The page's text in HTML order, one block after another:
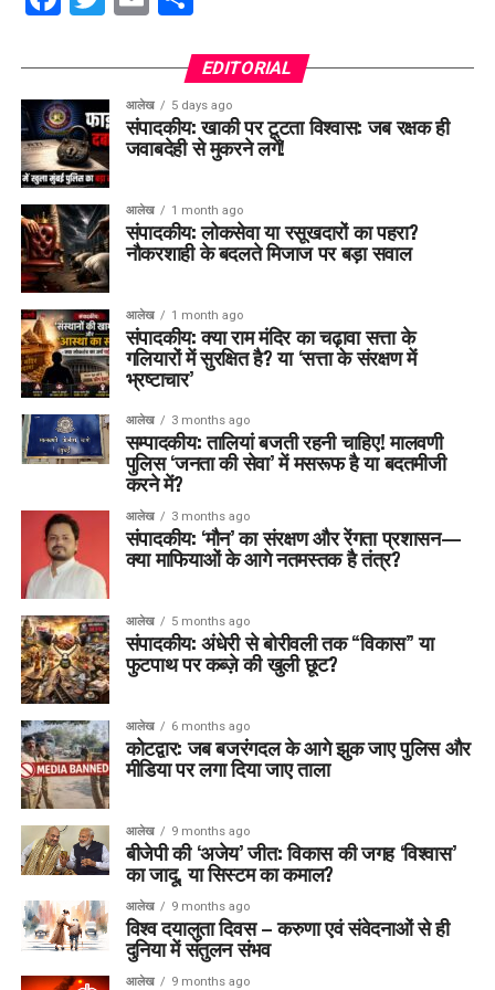
EDITORIAL
आलेख 5 days ago
संपादकीय: खाकी पर टूटता विश्वास: जब रक्षक ही
जवाबदेही से मुकरने लगें!
आलेख 1 month ago
संपादकीय: लोकसेवा या रसूखदारों का पहरा?
नौकरशाही के बदलते मिजाज पर बड़ा सवाल
आलेख 1 month ago
संपादकीय: क्या राम मंदिर का चढ़ावा सत्ता के
गलियारों में सुरक्षित है? या ‘सत्ता के संरक्षण में
भ्रष्टाचार’
आलेख 3 months ago
सम्पादकीय: तालियां बजती रहनी चाहिए! मालवणी
पुलिस ‘जनता की सेवा’ में मसरूफ है या बदतमीजी
करने में?
आलेख 3 months ago
संपादकीय: ‘मौन’ का संरक्षण और रेंगता प्रशासन—
क्या माफियाओं के आगे नतमस्तक है तंत्र?
आलेख 5 months ago
संपादकीय: अंधेरी से बोरीवली तक “विकास” या
फुटपाथ पर कब्ज़े की खुली छूट?
आलेख 6 months ago
कोटद्वार: जब बजरंगदल के आगे झुक जाए पुलिस और
मीडिया पर लगा दिया जाए ताला
आलेख 9 months ago
बीजेपी की ‘अजेय’ जीत: विकास की जगह ‘विश्वास’
का जादू, या सिस्टम का कमाल?
आलेख 9 months ago
विश्व दयालुता दिवस – करुणा एवं संवेदनाओं से ही
दुनिया में संतुलन संभव
आलेख 9 months ago